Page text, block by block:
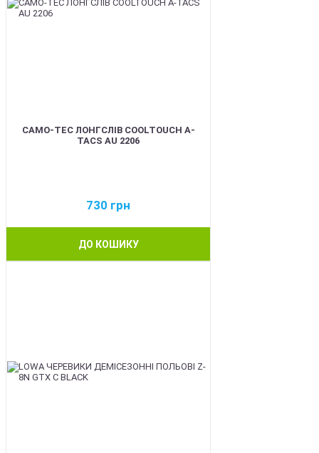
CAMO-TEC ЛОНГСЛІВ COOLTOUCH A-
TACS AU 2206
730 грн
ДО КОШИКУ